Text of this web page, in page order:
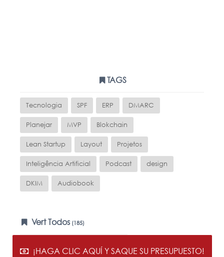
TAGS
Tecnologia SPF ERP DMARC
Planejar MVP Blokchain
Lean Startup Layout Projetos
Inteligência Artificial Podcast design
DKIM Audiobook
Vert Todos (185)
¡HAGA CLIC AQUÍ Y SAQUE SU PRESUPUESTO!